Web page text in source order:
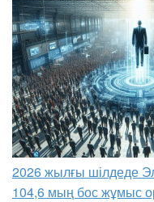
2026 жылғы шілдеде
104,6 мың бос жұмыс